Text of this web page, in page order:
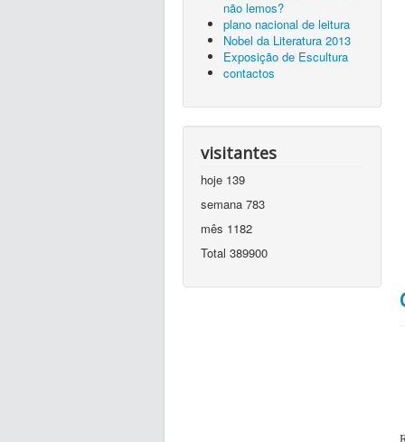
não lemos?
plano nacional de leitura
Nobel da Literatura 2013
Exposição de Escultura
contactos
visitantes
hoje 139
semana 783
mês 1182
Total 389900